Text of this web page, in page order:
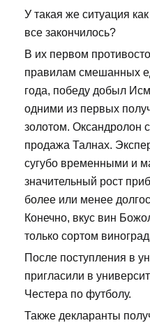
У такая же ситуация
все закончилось?
В их первом
правилам смешанных
года, победу добыл
одними из первых
золотом. Оксандролон
продажа Талнах.
сугубо временными и
значительный рост
более или менее
Конечно, вкус вин
только сортом
После поступления в
пригласили в
Честера по футболу.
Также декларанты